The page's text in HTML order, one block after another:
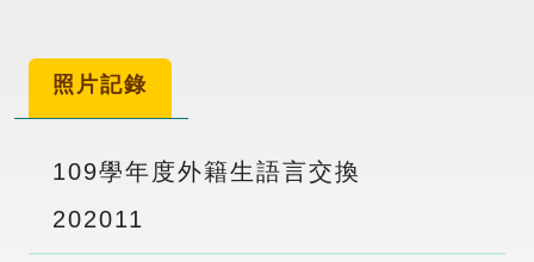
照片記錄
109學年度外籍生語言交換
202011